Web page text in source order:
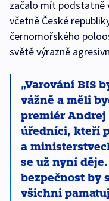
začalo mít podstatně
včetně České
černomořského
světě výrazně
Varování BIS
vážně a měli
premiér Andrej
úředníci, kteří
a
se už nyní
bezpečnost by
všichni